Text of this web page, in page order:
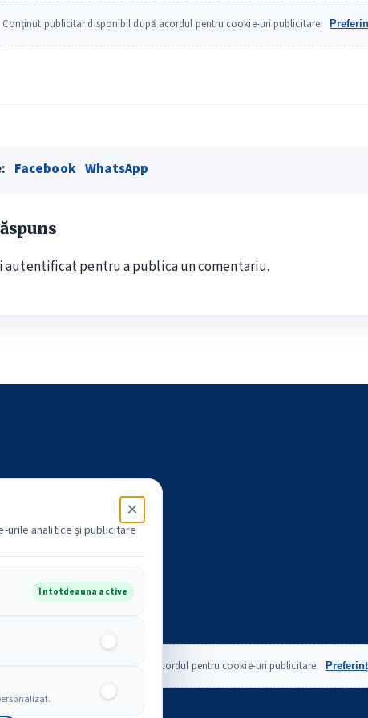
Conținut publicitar disponibil după acordul pentru cookie-uri publicitare.
Facebook WhatsApp
autentificatpentru a publica un comentariu.
Conținut publicitar disponibil după acordul pentru cookie-uri publicitare.
×
urile analitice și publicitare
Întotdeauna active
Analitice
Publicitare